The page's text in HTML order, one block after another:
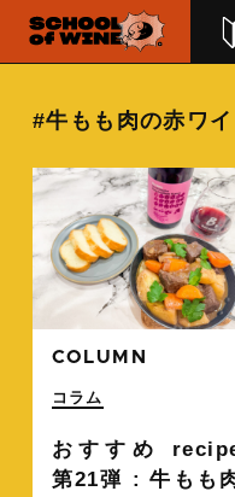
#牛もも肉の赤ワ
COLUMN
コラム
おすすめ
第21弾 : 牛もも